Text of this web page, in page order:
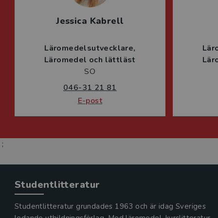
Jessica Kabrell
Läromedelsutvecklare
Läromedel och lättläst
SO
046-31 21 81
E-post
;
Studentlitteratur
Studentlitteratur grundades 1963 och är idag Sveriges